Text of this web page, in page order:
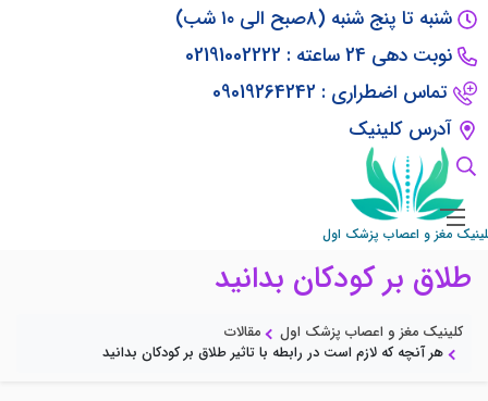
شنبه تا پنج شنبه (۸صبح الی ۱۰ شب)
نوبت دهی 24 ساعته : 02191002222
تماس اضطراری : 09019264242
آدرس کلینیک
مغز و اعصاب پزشک اول
هر آنچه که لازم است در رابطه با تاثیر
طلاق بر کودکان بدانید
کلینیک مغز و اعصاب پزشک اول
مقالات
هر آنچه که لازم است در رابطه با تاثیر طلاق بر کودکان بدانید